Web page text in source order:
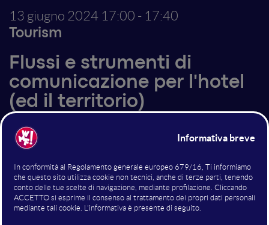
13 giugno 2024 17:00 - 17:40
Tourism
Flussi e strumenti di
comunicazione per l'hotel
(ed il territorio)
Come costruire un flusso (non un funnel) di
comunicazione utile a chi lavora in hotel per generare
reddito e reputazione utilizzando i canali ed i tempi
preferiti dai viaggiatori (non solo italiani) del 2024
valorizzando le risorse del territorio e della
destinazione.